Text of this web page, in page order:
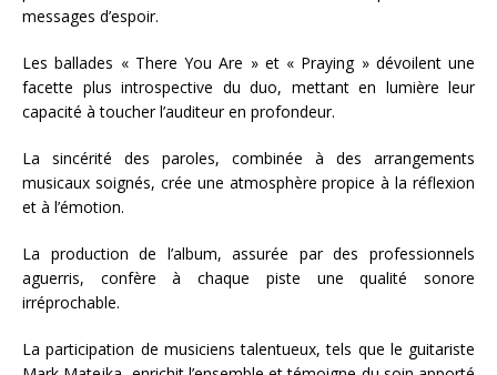
messages d’espoir.
Les ballades « There You Are » et « Praying » dévoilent une
facette plus introspective du duo, mettant en lumière leur
capacité à toucher l’auditeur en profondeur.
La sincérité des paroles, combinée à des arrangements
musicaux soignés, crée une atmosphère propice à la réflexion
et à l’émotion.
La production de l’album, assurée par des professionnels
aguerris, confère à chaque piste une qualité sonore
irréprochable.
La participation de musiciens talentueux, tels que le guitariste